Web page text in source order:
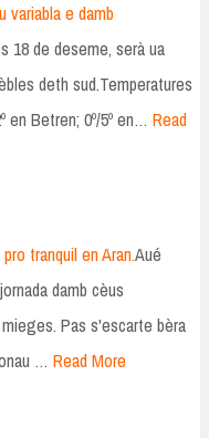
variabla e damb
18 de deseme, serà ua
deth sud.Temperatures
en Betren; 0º/5º en… Read
tranquil en Aran.Aué
damb cèus
Pas s'escarte bèra
… Read More